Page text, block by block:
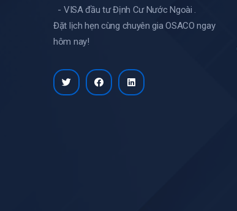
- VISA đầu tư Định Cư Nước Ngoài .
Đặt lịch hẹn cùng chuyên gia OSACO ngay
hôm nay!